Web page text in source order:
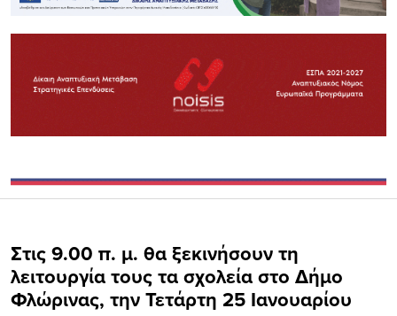
Στις 9.00 π. μ. θα ξεκινήσουν τη
λειτουργία τους τα σχολεία στο Δήμο
Φλώρινας, την Τετάρτη 25 Ιανουαρίου